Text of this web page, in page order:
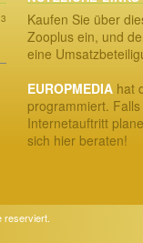
Kaufen Sie über
Zooplus ein, und
eine
EUROPMEDIA hat
programmiert.
Internetauftritt
sich hier beraten!
reserviert.